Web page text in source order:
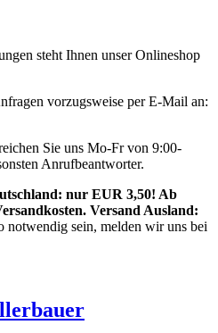
steht Ihnen unser Onlineshop
vorzugsweise per E-Mail an:
Sie uns Mo-Fr von 9:00-
Anrufbeantworter.
nur EUR 3,50! Ab
Versand Ausland:
notwendig sein, melden wir uns bei